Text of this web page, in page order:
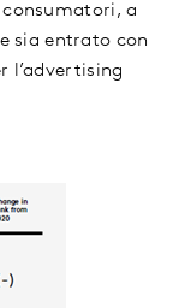
a
sia entrato con
l’advertising